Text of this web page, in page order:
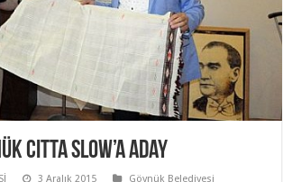
Citta Slow’a Aday
3 Aralık 2015
Göynük Belediyesi